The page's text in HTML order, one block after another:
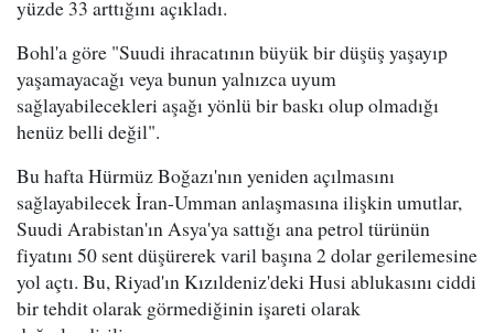
yüzde 33 arttığını açıkladı.
Bohl'a göre "Suudi ihracatının büyük bir düşüş yaşayıp
yaşamayacağı veya bunun yalnızca uyum
sağlayabilecekleri aşağı yönlü bir baskı olup olmadığı
henüz belli değil".
Bu hafta Hürmüz Boğazı'nın yeniden açılmasını
sağlayabilecek İran-Umman anlaşmasına ilişkin umutlar,
Suudi Arabistan'ın Asya'ya sattığı ana petrol türünün
fiyatını 50 sent düşürerek varil başına 2 dolar gerilemesine
yol açtı. Bu, Riyad'ın Kızıldeniz'deki Husi ablukasını ciddi
bir tehdit olarak görmediğinin işareti olarak